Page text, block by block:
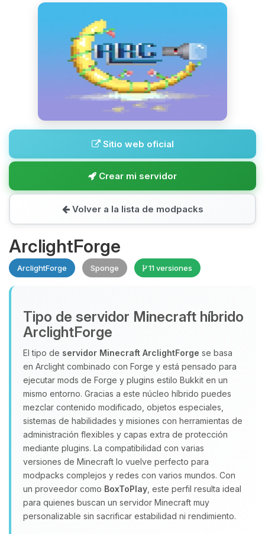
Sitio web oficial
Crear mi servidor
Volver a la lista de modpacks
ArclightForge
ArclightForge Sponge 11 versiones
Tipo de servidor Minecraft híbrido
ArclightForge
El tipo de servidor Minecraft ArclightForge se basa
en Arclight combinado con Forge y está pensado para
ejecutar mods de Forge y plugins estilo Bukkit en un
mismo entorno. Gracias a este núcleo híbrido puedes
mezclar contenido modificado, objetos especiales,
sistemas de habilidades y misiones con herramientas de
administración flexibles y capas extra de protección
mediante plugins. La compatibilidad con varias
versiones de Minecraft lo vuelve perfecto para
modpacks complejos y redes con varios mundos. Con
un proveedor como BoxToPlay , este perfil resulta ideal
para quienes buscan un servidor Minecraft muy
personalizable sin sacrificar estabilidad ni rendimiento.
Yupi, por fin alguien con quien
hablar! Soy Choupy, tu pequeno
asistente de BoxToPlay. Cuentame
que necesitas y moveré mis
pequenos circuitos para ayudarte.
07/08/2026 06:36